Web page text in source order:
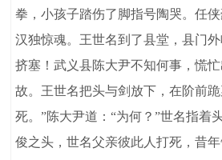
拳，小孩子踏伤了脚指号陶哭。任
汉独惊魂。王世名到了县堂，县门
挤塞！武义县陈大尹不知何事，慌
故。王世名把头与剑放下，在阶前
死。”陈大尹道：“为何？”世名指着
俊之头，世名父亲彼此人打死，昔